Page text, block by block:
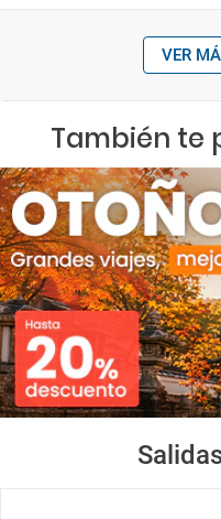
VER
También te